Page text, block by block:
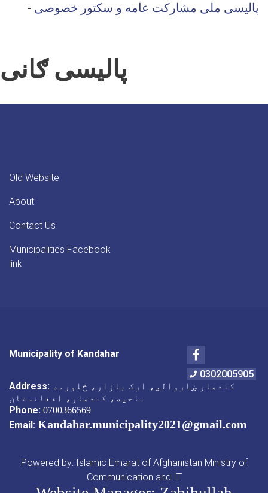
- پالیسی ملی مشارکت عامه و سکتور خصوصی
پالیسی ګانی
Old Website
About
Contact Us
Municipalities Facebook
link
Municipality of Kandahar
Facebook
0302005905
Address: کندهار ښاروالي، ارک بازار، څلورمه
ناحیه، کندهار، افغانستان
Phone: 0700366569
Email: Kandahar.municipality2021@gmail.com
Powered by: Islamic Emarat of Afghanistan Ministry of
Communication and IT